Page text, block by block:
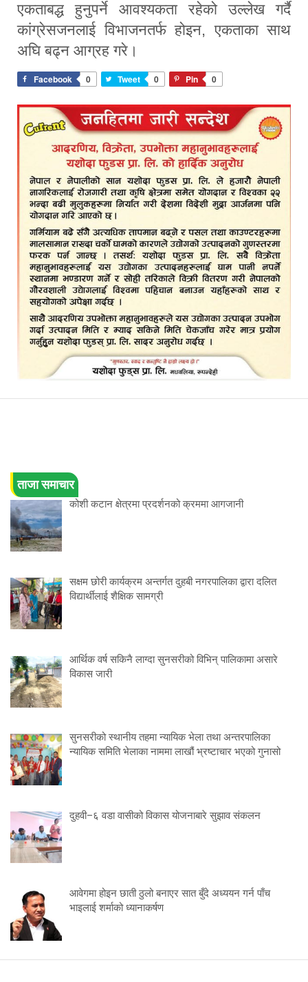
एकताबद्ध हुनुपर्ने आवश्यकता रहेको उल्लेख गर्दै
कांग्रेसजनलाई विभाजनतर्फ होइन, एकताका साथ
अघि बढ्न आग्रह गरे।
Facebook 0 Tweet 0 Pin 0
ताजा समाचार
कोशी कटान क्षेत्रमा प्रदर्शनको क्रममा आगजानी
सक्षम छोरी कार्यक्रम अन्तर्गत दुहबी नगरपालिका द्वारा दलित
विद्यार्थीलाई शैक्षिक सामग्री
आर्थिक वर्ष सकिनै लाग्दा सुनसरीको विभिन् पालिकामा असारे
विकास जारी
सुनसरीको स्थानीय तहमा न्यायिक भेला तथा अन्तरपालिका
न्यायिक समिति भेलाका नाममा लाखौं भ्रष्टाचार भएको गुनासो
दुहवी–६ वडा वासीको विकास योजनाबारे सुझाव संकलन
आवेगमा होइन छाती ठुलो बनाएर सात बुँदे अध्ययन गर्न पाँच
भाइलाई शर्माको ध्यानाकर्षण